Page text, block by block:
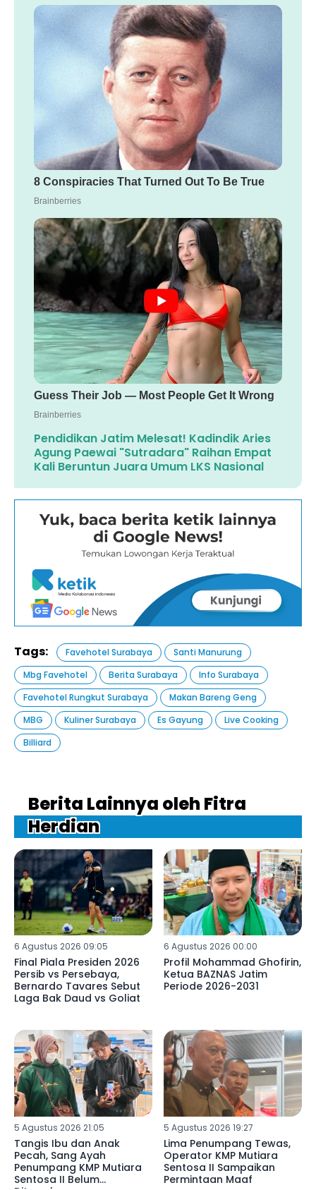
Pendidikan Jatim Melesat! Kadindik Aries
Agung Paewai "Sutradara" Raihan Empat
Kali Beruntun Juara Umum LKS Nasional
Tags: Favehotel Surabaya
Santi Manurung
Mbg Favehotel
Berita Surabaya
Info Surabaya
Favehotel Rungkut Surabaya
Makan Bareng Geng
MBG
Kuliner Surabaya Es Gayung
Live Cooking
Billiard
Berita Lainnya oleh Fitra
Herdian
6 Agustus 2026 09:05
Final Piala Presiden 2026
Persib vs Persebaya,
Bernardo Tavares Sebut
Laga Bak Daud vs Goliat
6 Agustus 2026 00:00
Profil Mohammad Ghofirin,
Ketua BAZNAS Jatim
Periode 2026-2031
5 Agustus 2026 21:05
Tangis Ibu dan Anak
Pecah, Sang Ayah
Penumpang KMP Mutiara
Sentosa II Belum
5 Agustus 2026 19:27
Lima Penumpang Tewas,
Operator KMP Mutiara
Sentosa II Sampaikan
Permintaan Maaf